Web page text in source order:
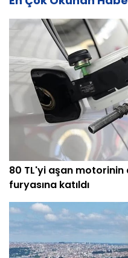
80 TL'yi aşan
furyasına katıldı